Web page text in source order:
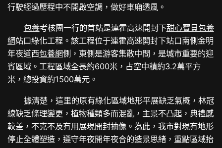
行駛經過歷程中不開啟空調，做好車廂透風。
包養考核團一行的首站是連霍高速開封下甜心寶貝包養
網站口綠化工程。該工程位于連霍高速開封下站口南側金明
年夜道西包養網側，東側是游客集散中間，是城市重要的迎
賓區域。工程區域全長約600米，占空中積約3.2萬平方
米，總投資約1500萬元。
據清楚，這里的原有綠化區域地形平展缺乏氣概，林冠
線缺乏條理變更，植物種類多而混亂，主景不凸起，典禮感
較差，不克不及有用展現開封抽像。為此，我市對現有地形
停止全體塑造，遵守年夜開年夜合的造景思緒，重點區域抬